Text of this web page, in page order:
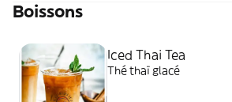
Boissons
Iced Thai Tea
Thé thaï glacé